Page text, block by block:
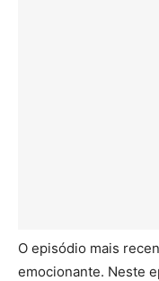
O episódio mais
emocionante. Neste